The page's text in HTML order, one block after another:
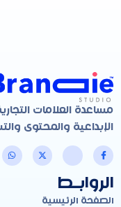
مساعدة العلامات
الإبداعية والمحتوى
الروابـط
الصفحة الرئيسية